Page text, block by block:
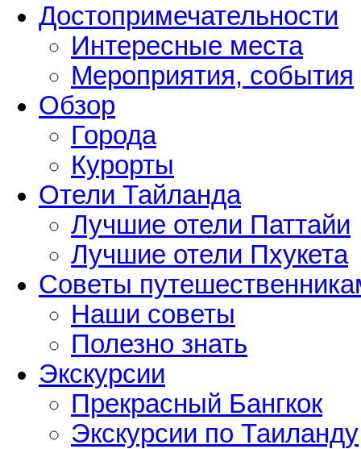
Достопримечательности
Интересные места
Мероприятия, события
Обзор
Города
Курорты
Отели Тайланда
Лучшие отели Паттайи
Лучшие отели Пхукета
Советы
Наши советы
Полезно знать
Экскурсии
Прекрасный Бангкок
Экскурсии по Таиланду